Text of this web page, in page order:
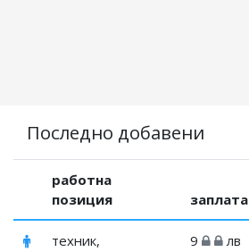
Последно добавени
работна
позиция
заплата
техник,
9 лв